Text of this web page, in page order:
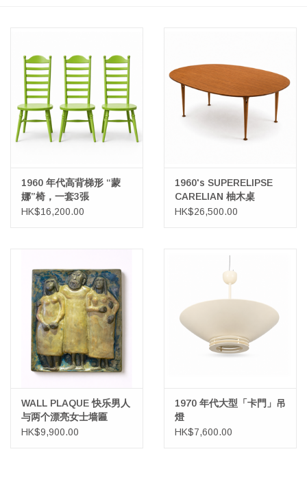
1960 年代高背梯形 “蒙
娜”椅，一套3張
HK$16,200.00
1960's SUPERELIPSE
CARELIAN 柚木桌
HK$26,500.00
WALL PLAQUE 快乐男人
与两个漂亮女士墙匾
HK$9,900.00
1970 年代大型「卡門」吊
燈
HK$7,600.00